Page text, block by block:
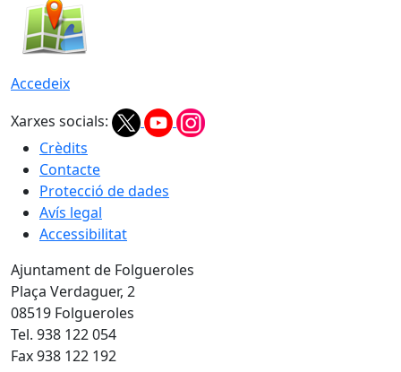
Accedeix
Xarxes socials:
Crèdits
Contacte
Protecció de dades
Avís legal
Accessibilitat
Ajuntament de Folgueroles
Plaça Verdaguer, 2
08519 Folgueroles
Tel. 938 122 054
Fax 938 122 192